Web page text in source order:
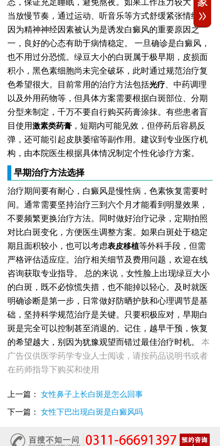
态，保证充足睡眠，避免熬夜。如果工作压力较大，适
当放慢节奏，通过运动、听音乐等方式舒缓紧张情绪。
因为精神神经因素被认为是诱发白癜风的重要原因之
一，良好的心态有助于病情稳定。
一旦确诊是白癜风，
也不用过分恐慌。绿豆大小的白斑属于极早期，皮损面
积小，黑色素细胞尚未完全破坏，此时通过规范治疗复
色希望很大。目前常用的治疗方法包括光疗、中药调理
以及外用药物等，但具体方案需要根据白斑部位、分期
分型来制定，千万不要自行购买药膏涂抹。有些患者盲
目使用激素类药膏，短期内可能见效，但停药后容易反
弹，还可能引起皮肤萎缩等副作用。建议到专业医疗机
构，由本院医生根据具体情况制定个性化诊疗方案。
早期治疗方法选择
治疗期间要有耐心，白癜风是慢性病，色素恢复需要时
间。通常需要坚持治疗三到六个月才能看到明显效果，
不要频繁更换治疗方法。同时做好治疗记录，定期拍照
对比白斑变化，方便医生调整方案。如果白斑处于稳定
期且面积较小，也可以考虑表皮移植等外科手段，但需
严格评估适应症。治疗相关细节及费用问题，欢迎在线
咨询获取专业指导。
总的来说，女性脸上出现绿豆大小
的白斑，既不必惊慌失措，也不能掉以轻心。及时就医
明确诊断是第一步，日常做好防晒护肤和心理调节是基
础，坚持科学规范治疗是关键。只要积极应对，早期白
斑是完全可以控制甚至消退的。记住，越早干预，恢复
的希望越大，别因为犹豫观望而错过最佳治疗时机。
本
广告仅供医学药学专业人士阅读，请按药品说明书或者
在药师指导下购买和使用
上一篇： 女性鼻子上长白斑是怎么回事
下一篇： 女性下巴出现白斑是白癜风吗
女性全身零星长浅白点多处小块白斑是什么
女性手指关节长小白块指关节发白会不会扩
女性尾椎骨白斑是白癜风吗后背浅色皮损判断
眼角细小白点、眼周浅色斑块，严重吗
女性肩膀后侧长白块后背肩颈连接处发白怎么回事
女生鼻翼下方长淡白斑怎么回事？鼻下皮肤发白原因详解
女生小腿迎面骨长白斑，腿部正面发白解答